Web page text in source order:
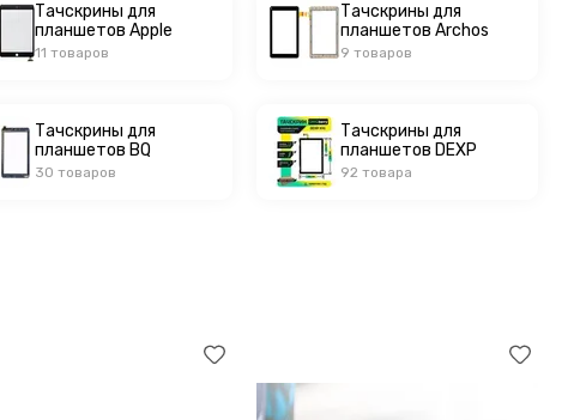
Тачскрины для
планшетов Apple
11 товаров
Тачскрины для
планшетов Archos
9 товаров
Тачскрины для
планшетов BQ
30 товаров
Тачскрины для
планшетов DEXP
92 товара